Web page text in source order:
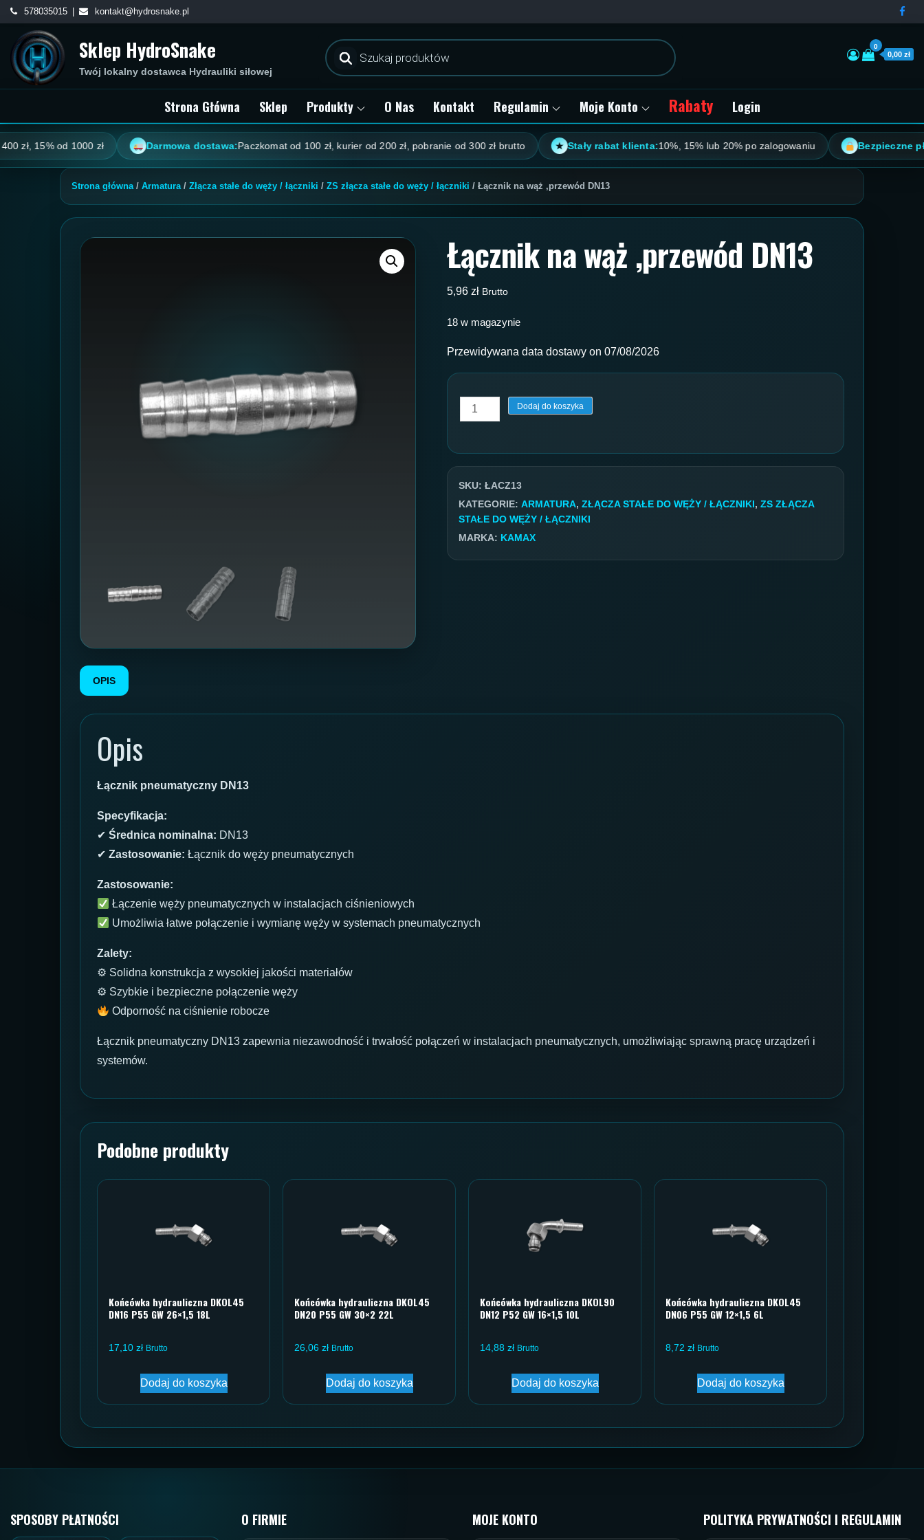
Skip
content
578035015 kontakt@hydrosnake.pl
Sklep HydroSnake
Twój lokalny dostawca Hydrauliki siłowej
Wyszukiwarka
produktów
0
0,00 zł
Strona Główna Sklep Produkty O Nas Kontakt Regulamin Moje Konto Rabaty Login
15% od 1000 zł Darmowa dostawa:Paczkomat od 100 zł, kurier od 200 zł, pobranie od 300 zł brutto ★ Stały rabat klienta:10%, 15% lub 20% po zalogowaniu Bezpieczne
Strona główna/ Armatura/ Złącza stałe do węży / łączniki / ZS złącza stałe do węży / łączniki / Łącznik na wąż ,przewód DN13
Łącznik na wąż ,przewód DN13
5,96 zł Brutto
18 w magazynie
Przewidywana data dostawy on 07/08/2026
ilość
Łącznik
,przewód
DN13
Dodaj do koszyka
SKU: ŁACZ13
KATEGORIE: ARMATURA, ZŁĄCZA STAŁE DO WĘŻY / ŁĄCZNIKI, ZS ZŁĄCZA
STAŁE DO WĘŻY / ŁĄCZNIKI
MARKA: KAMAX
OPIS
Opis
Łącznik pneumatyczny DN13
Specyfikacja:
✔ Średnica nominalna: DN13
✔ Zastosowanie: Łącznik do węży pneumatycznych
Zastosowanie:
Łączenie węży pneumatycznych w instalacjach ciśnieniowych
Umożliwia łatwe połączenie i wymianę węży w systemach pneumatycznych
Zalety:
⚙ Solidna konstrukcja z wysokiej jakości materiałów
⚙ Szybkie i bezpieczne połączenie węży
Odporność na ciśnienie robocze
Łącznik pneumatyczny DN13 zapewnia niezawodność i trwałość połączeń w instalacjach pneumatycznych, umożliwiając sprawną pracę urządzeń i
systemów.
Podobne produkty
Końcówka hydrauliczna DKOL45
DN16 P55 GW 26×1,5 18L
17,10 zł Brutto
Dodaj do koszyka
Końcówka hydrauliczna DKOL45
DN20 P55 GW 30×2 22L
26,06 zł Brutto
Dodaj do koszyka
Końcówka hydrauliczna DKOL90
DN12 P52 GW 16×1,5 10L
14,88 zł Brutto
Dodaj do koszyka
Końcówka hydrauliczna DKOL45
DN06 P55 GW 12×1,5 6L
8,72 zł Brutto
Dodaj do koszyka
SPOSOBY PŁATNOŚCI O FIRMIE MOJE KONTO POLITYKA PRYWATNOŚCI I REGULAMIN